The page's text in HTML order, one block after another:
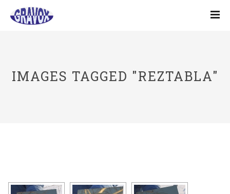
IMAGES TAGGED "REZTABLA"